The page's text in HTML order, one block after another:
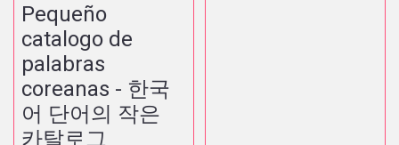
Pequeño
catalogo de
palabras
coreanas - 한국
어 단어의 작은
카탈로그